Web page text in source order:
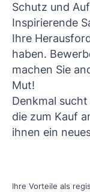
Schutz und
Inspirierende
Ihre
haben.
machen Sie
Mut!
Denkmal
die zum Kauf
ihnen ein
Ihre Vorteile als